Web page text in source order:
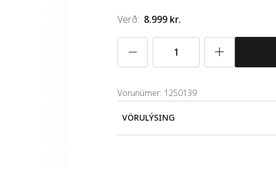
Verð: 8.999 kr.
Vörunúmer: 1250139
VÖRULÝSING